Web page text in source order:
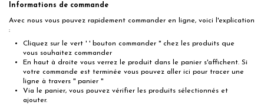
Informations de commande
Avec nous vous pouvez rapidement commander en ligne, voici l'explication
:
Cliquez sur le vert ' ' bouton commander '' chez les produits que
vous souhaitez commander
En haut à droite vous verrez le produit dans le panier s'affichent. Si
votre commande est terminée vous pouvez aller ici pour tracer une
ligne à travers '' panier ''
Via le panier, vous pouvez vérifier les produits sélectionnés et
ajouter.